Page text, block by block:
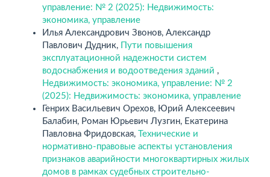
управление: № 2 (2025): Недвижимость:
экономика, управление
Илья Александрович Звонов, Александр
Павлович Дудник, Пути повышения
эксплуатационной надежности систем
водоснабжения и водоотведения зданий ,
Недвижимость: экономика, управление: № 2
(2025): Недвижимость: экономика, управление
Генрих Васильевич Орехов, Юрий Алексеевич
Балабин, Роман Юрьевич Лузгин, Екатерина
Павловна Фридовская, Технические и
нормативно-правовые аспекты установления
признаков аварийности многоквартирных жилых
домов в рамках судебных строительно-